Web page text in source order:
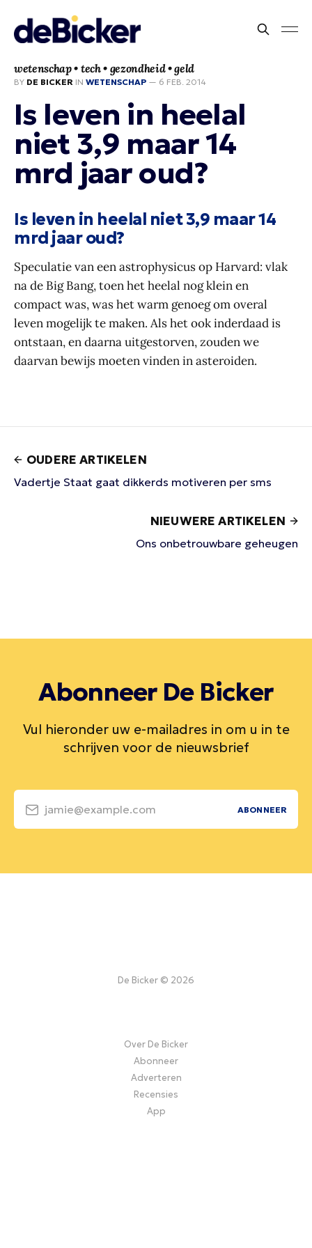
wetenschap • tech • gezondheid • geld
BY DE BICKER IN WETENSCHAP — 6 FEB. 2014
Is leven in heelal
niet 3,9 maar 14
mrd jaar oud?
Is leven in heelal niet 3,9 maar 14
mrd jaar oud?
Speculatie van een astrophysicus op Harvard: vlak
na de Big Bang, toen het heelal nog klein en
compact was, was het warm genoeg om overal
leven mogelijk te maken. Als het ook inderdaad is
ontstaan, en daarna uitgestorven, zouden we
daarvan bewijs moeten vinden in asteroiden.
OUDERE ARTIKELEN
Vadertje Staat gaat dikkerds motiveren per sms
NIEUWERE ARTIKELEN
Ons onbetrouwbare geheugen
Abonneer De Bicker
Vul hieronder uw e-mailadres in om u in te
schrijven voor de nieuwsbrief
jamie@example.com ABONNEER
De Bicker © 2026
Over De Bicker
Abonneer
Adverteren
Recensies
App